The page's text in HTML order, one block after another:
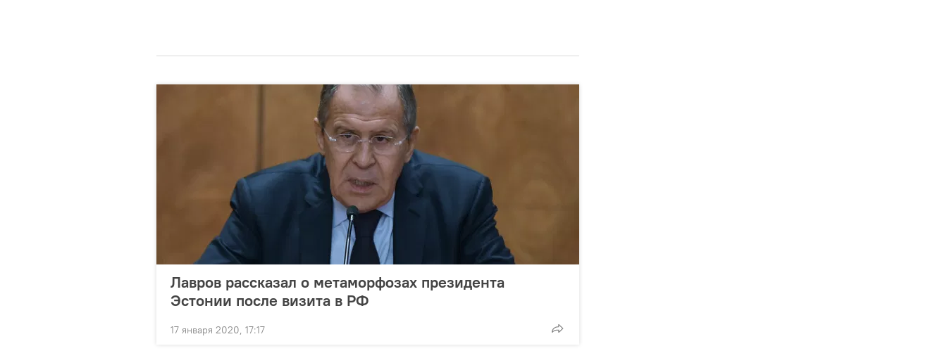
Лавров рассказал о метаморфозах президента
Эстонии после визита в РФ
17 января 2020, 17:17